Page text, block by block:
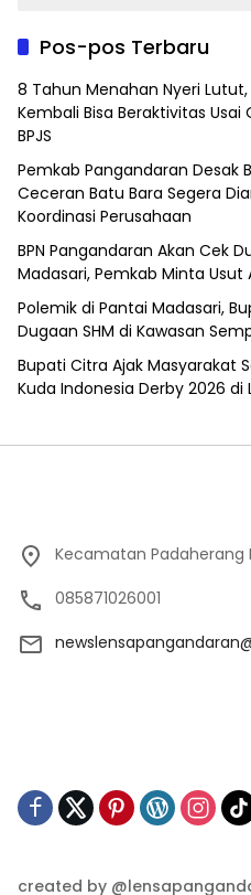
Pos-pos Terbaru
8 Tahun Menahan Nyeri
Kembali Bisa Beraktivitas
BPJS
Pemkab Pangandaran Desak
Ceceran Batu Bara Segera
Koordinasi Perusahaan
BPN Pangandaran Akan Cek
Madasari, Pemkab Minta
Polemik di Pantai Madasari,
Dugaan SHM di Kawasan
Bupati Citra Ajak Masyarakat
Kuda Indonesia Derby 2026 di
Kecamatan Padaherang
085871026001
created by